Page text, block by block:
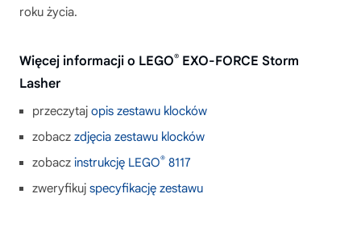
roku życia.
Więcej informacji o LEGO® EXO-FORCE Storm
Lasher
przeczytaj opis zestawu klocków
zobacz zdjęcia zestawu klocków
zobacz instrukcję LEGO® 8117
zweryfikuj specyfikację zestawu